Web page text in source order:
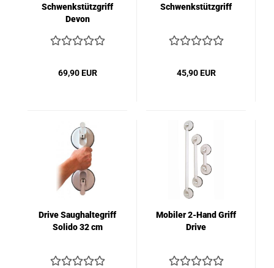
Schwenkstützgriff
Devon
69,90 EUR
Schwenkstützgriff
45,90 EUR
Drive Saughaltegriff
Solido 32 cm
Mobiler 2-Hand Griff
Drive